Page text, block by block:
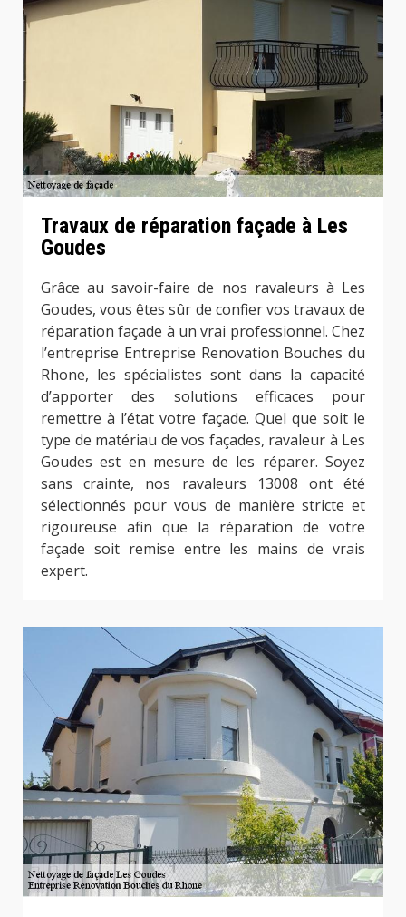
Travaux de réparation façade à Les
Goudes
Grâce au savoir-faire de nos ravaleurs à Les
Goudes, vous êtes sûr de confier vos travaux de
réparation façade à un vrai professionnel. Chez
l’entreprise Entreprise Renovation Bouches du
Rhone, les spécialistes sont dans la capacité
d’apporter des solutions efficaces pour
remettre à l’état votre façade. Quel que soit le
type de matériau de vos façades, ravaleur à Les
Goudes est en mesure de les réparer. Soyez
sans crainte, nos ravaleurs 13008 ont été
sélectionnés pour vous de manière stricte et
rigoureuse afin que la réparation de votre
façade soit remise entre les mains de vrais
expert.